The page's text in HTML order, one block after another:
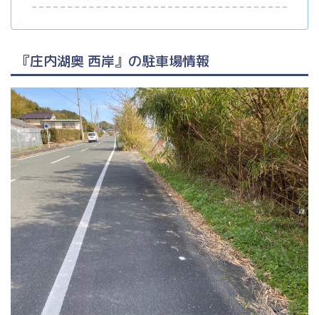
『庄内湖奥 西岸』の駐車場情報